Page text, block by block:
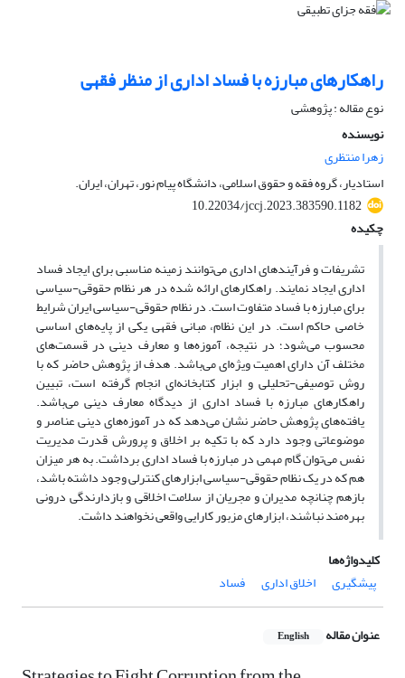
راهکارهای مبارزه با فساد اداری از منظر فقهی
نوع مقاله : پژوهشی
نویسنده
زهرا منتظری
استادیار، گروه فقه و حقوق اسلامی، دانشگاه پیام نور، تهران، ایران.
10.22034/jccj.2023.383590.1182
چکیده
تشریفات و فرآیندهای اداری می‌توانند زمینه مناسبی برای ایجاد فساد
اداری ایجاد نمایند. راهکارهای ارائه شده در هر نظام حقوقی-سیاسی
برای مبارزه با فساد متفاوت است. در نظام حقوقی-سیاسی ایران شرایط
خاصی حاکم است. در این نظام، مبانی فقهی یکی از پایه‌های اساسی
محسوب می‌شود؛ در نتیجه، آموزه‌ها و معارف دینی در قسمت‌های
مختلف آن دارای اهمیت ویژه‌ای می‌باشد. هدف از پژوهش حاضر که با
روش توصیفی-تحلیلی و ابزار کتابخانه‌ای انجام گرفته است، تبیین
راهکارهای مبارزه با فساد اداری از دیدگاه معارف دینی می‌باشد.
یافته‌های پژوهش حاضر نشان می‌دهد که در آموزه‌های دینی عناصر و
موضوعاتی وجود دارد که با تکیه بر اخلاق و پرورش قدرت مدیریت
نفس می‌توان گام مهمی در مبارزه با فساد اداری برداشت. به هر میزان
هم که در یک نظام حقوقی-سیاسی ابزارهای کنترلی وجود داشته باشد،
بازهم چنانچه مدیران و مجریان از سلامت اخلاقی و بازدارندگی درونی
بهره‌مند نباشند، ابزارهای مزبور کارایی واقعی نخواهند داشت.
کلیدواژه‌ها
پیشگیری
اخلاق اداری فساد
عنوان مقاله English